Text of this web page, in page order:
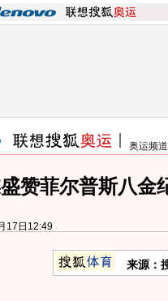
奥运频
赞菲尔普斯八
17日12:49
来源：